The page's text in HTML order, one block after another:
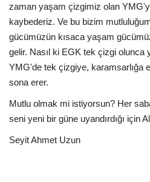
zaman yaşam çizgimiz olan
kaybederiz. Ve bu bizim
gücümüzün kısaca yaşam
gelir. Nasıl ki EGK tek çizgi olunca
YMG'de tek çizgiye, karamsarlığa
sona erer.
Mutlu olmak mi istiyorsun? Her
seni yeni bir güne uyandırdığı için
Seyit Ahmet Uzun